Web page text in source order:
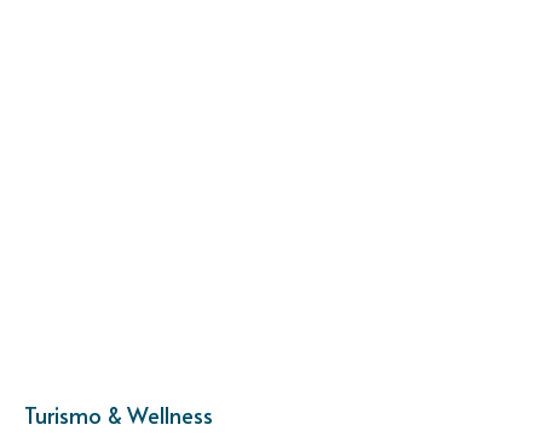
Turismo & Wellness